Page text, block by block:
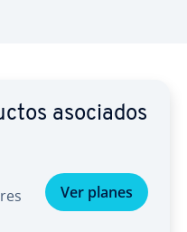
asociados
Ver planes